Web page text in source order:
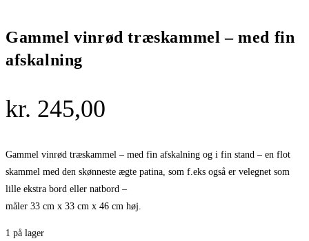
Gammel vinrød træskammel – med fin
afskalning
kr. 245,00
Gammel vinrød træskammel – med fin afskalning og i fin stand – en flot
skammel med den skønneste ægte patina, som f.eks også er velegnet som
lille ekstra bord eller natbord –
måler 33 cm x 33 cm x 46 cm høj.
1 på lager